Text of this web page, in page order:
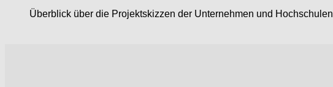
Überblick über die Projektskizzen der Unternehmen und Hochschulen